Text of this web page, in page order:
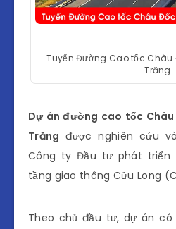
Tuyến Đường Cao tốc Châu
Trăng
Dự án đường cao tốc
Trăng được nghiên cứu
Công ty Đầu tư phát triển
tầng giao thông Cửu Long
Theo chủ đầu tư, dự án có